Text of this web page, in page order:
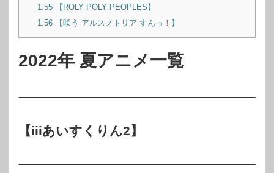
1.55【ROLY POLY PEOPLES】
1.56【咲う アルスノトリア すんっ！】
2022年 夏アニメ一覧
【iiiあいすくりん2】